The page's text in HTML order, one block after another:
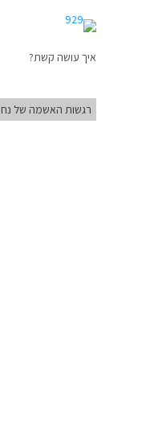
איך עושה קשת?
רגשות האשמה של נח